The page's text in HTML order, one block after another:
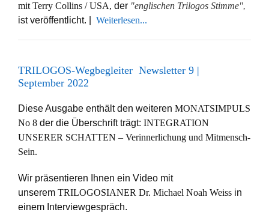
mit Terry Collins / USA, der "englischen Trilogos Stimme",
ist veröffentlicht. | Weiterlesen...
TRILOGOS-Wegbegleiter Newsletter 9 |
September 2022
Diese Ausgabe enthält den weiteren MONATSIMPULS
No 8 der die Überschrift trägt: INTEGRATION
UNSERER SCHATTEN – Verinnerlichung und Mitmensch-
Sein.
Wir präsentieren Ihnen ein Video mit
unserem TRILOGOSIANER Dr. Michael Noah Weiss in
einem Interviewgespräch.